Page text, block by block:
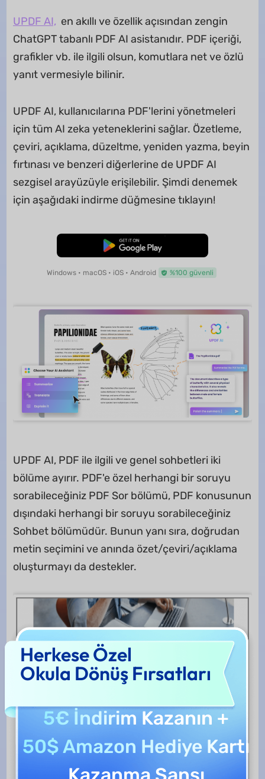
UPDF AI, en akıllı ve özellik açısından zengin
ChatGPT tabanlı PDF AI asistanıdır. PDF içeriği,
grafikler vb. ile ilgili olsun, komutlara net ve özlü
yanıt vermesiyle bilinir.
UPDF AI, kullanıcılarına PDF'lerini yönetmeleri
için tüm AI zeka yeteneklerini sağlar. Özetleme,
çeviri, açıklama, düzeltme, yeniden yazma, beyin
fırtınası ve benzeri diğerlerine de UPDF AI
sezgisel arayüzüyle erişilebilir. Şimdi denemek
için aşağıdaki indirme düğmesine tıklayın!
Ücretsiz İndirme
Windows • macOS • iOS • Android %100 güvenli
UPDF AI, PDF ile ilgili ve genel sohbetleri iki
bölüme ayırır. PDF'e özel herhangi bir soruyu
sorabileceğiniz PDF Sor bölümü, PDF konusunun
dışındaki herhangi bir soruyu sorabileceğiniz
Sohbet bölümüdür. Bunun yanı sıra, doğrudan
metin seçimini ve anında özet/çeviri/açıklama
oluşturmayı da destekler.
Herkese Özel
Okula Dönüş Fırsatları
5€ İndirim Kazanın +
50$ Amazon Hediye Kartı